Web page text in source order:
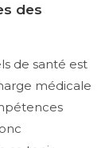
des
de santé est
médicale